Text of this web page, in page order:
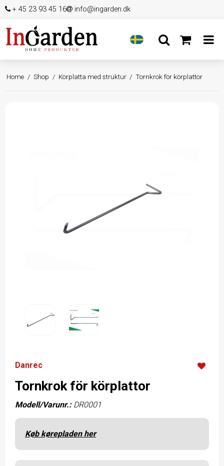
+ 45 23 93 45 16 info@ingarden.dk
Home / Shop / Körplatta med struktur / Tornkrok för körplattor
Danrec
Tornkrok för körplattor
Modell/Varunr.: DR0001
Køb kørepladen her